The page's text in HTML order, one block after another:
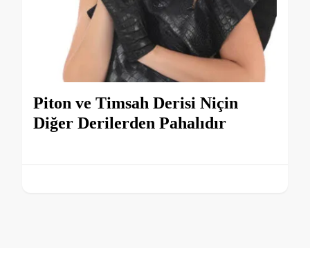
Piton ve Timsah Derisi Niçin
Diğer Derilerden Pahalıdır